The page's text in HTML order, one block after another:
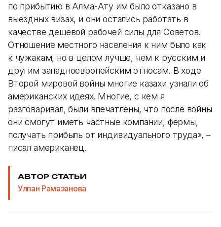
по прибытию в Алма-Ату им было отказано в
выездных визах, и они остались работать в
качестве дешёвой рабочей силы для Советов.
Отношение местного населения к ним было как
к чужакам, но в целом лучше, чем к русским и
другим западноевропейским этносам. В ходе
Второй мировой войны многие казахи узнали об
американских идеях. Многие, с кем я
разговаривал, были впечатлены, что после войны
они смогут иметь частные компании, фермы,
получать прибыль от индивидуального труда», –
писал американец.
АВТОР СТАТЬИ
Улпан Рамазанова